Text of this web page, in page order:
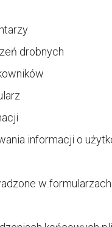
drobnych
informacji o
w